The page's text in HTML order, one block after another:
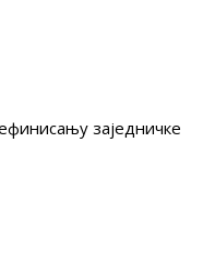
заједничке